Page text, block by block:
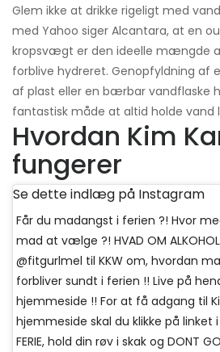
Glem ikke at drikke rigeligt med
med Yahoo siger Alcantara, at en
kropsvægt er den ideelle mængde
forblive hydreret. Genopfyldning af
af plast eller en bærbar vandflaske
fantastisk måde at altid holde vand
Hvordan Kim
fungerer
Se dette indlæg på Instagram
Får du madangst i ferien ?! Hvor
mad at vælge ?! HVAD OM
@fitgurlmel til KKW om, hvordan
forbliver sundt i ferien !! Live på
hjemmeside !! For at få adgang til
hjemmeside skal du klikke på linket i
FERIE, hold din røv i skak og DONT